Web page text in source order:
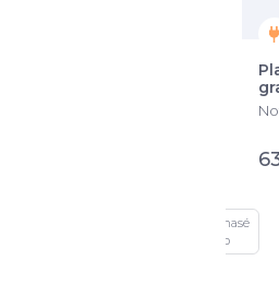
Triphasé
Plexo